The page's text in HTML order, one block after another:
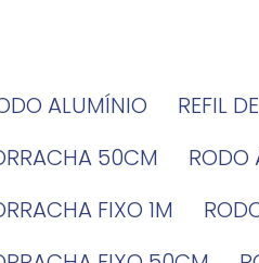
ALUMÍNIO
REFIL
50CM
FIXO 1M